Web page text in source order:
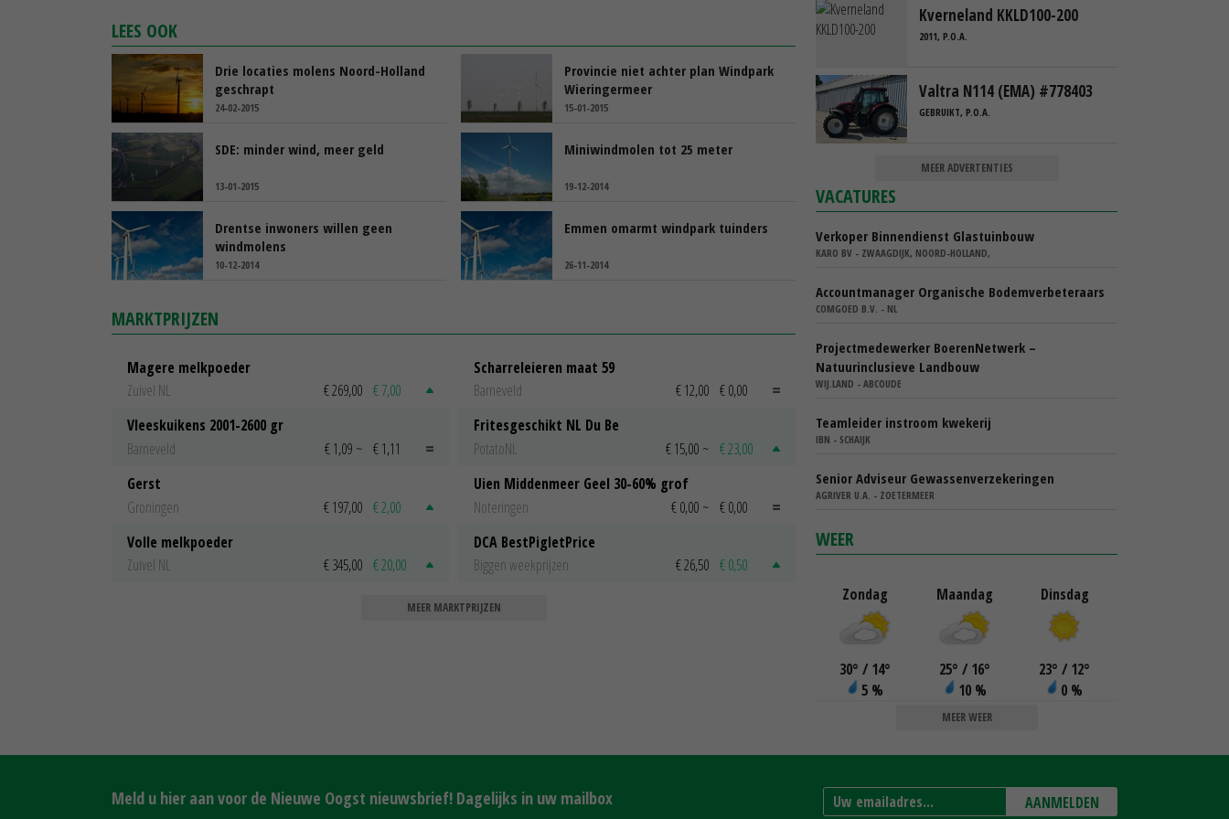
LEES OOK
Drie locaties molens Noord-Holland
geschrapt
24-02-2015
Provincie niet achter plan Windpark
Wieringermeer
15-01-2015
SDE: minder wind, meer geld
13-01-2015
Miniwindmolen tot 25 meter
19-12-2014
Drentse inwoners willen geen
windmolens
10-12-2014
Emmen omarmt windpark tuinders
26-11-2014
MARKTPRIJZEN
Magere melkpoeder
Zuivel NL
€ 269,00 € 7,00
Vleeskuikens 2001-2600 gr
Barneveld
€ 1,09 ~ € 1,11
Gerst
Groningen
€ 197,00 € 2,00
Volle melkpoeder
Zuivel NL
€ 345,00 € 20,00
Scharreleieren maat 59
Barneveld
€ 12,00 € 0,00
Fritesgeschikt NL Du Be
PotatoNL
€ 15,00 ~ € 23,00
Uien Middenmeer Geel 30-60% grof
Noteringen
€ 0,00 ~ € 0,00
DCA BestPigletPrice
Biggen weekprijzen
€ 26,50 € 0,50
MEER MARKTPRIJZEN
Kverneland KKLD100-200
2011, P.O.A.
Valtra N114 (EMA) #778403
GEBRUIKT, P.O.A.
MEER ADVERTENTIES
VACATURES
Verkoper Binnendienst Glastuinbouw
KARO BV - ZWAAGDIJK, NOORD-HOLLAND,
Accountmanager Organische Bodemverbeteraars
COMGOED B.V. - NL
Projectmedewerker BoerenNetwerk –
Natuurinclusieve Landbouw
WIJ.LAND - ABCOUDE
Teamleider instroom kwekerij
IBN - SCHAIJK
Senior Adviseur Gewassenverzekeringen
AGRIVER U.A. - ZOETERMEER
WEER
Zondag
30° / 14°
5 %
Maandag
25° / 16°
10 %
Dinsdag
23° / 12°
0 %
MEER WEER
Meld u hier aan voor de Nieuwe Oogst nieuwsbrief! Dagelijks in uw mailbox AANMELDEN